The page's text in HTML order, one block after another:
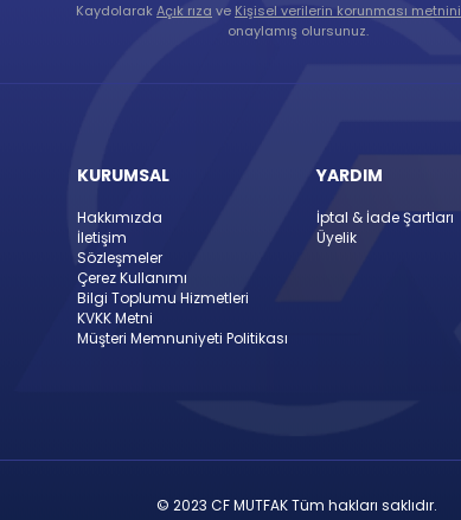
KaydolarakAçık rıza ve Kişisel verilerin korunması metnini
onaylamış olursunuz.
KURUMSAL
Hakkımızda
İletişim
Sözleşmeler
Çerez Kullanımı
Bilgi Toplumu Hizmetleri
KVKK Metni
Müşteri Memnuniyeti Politikası
YARDIM
İptal & İade Şartları
Üyelik
© 2023 CF MUTFAK Tüm hakları saklıdır.